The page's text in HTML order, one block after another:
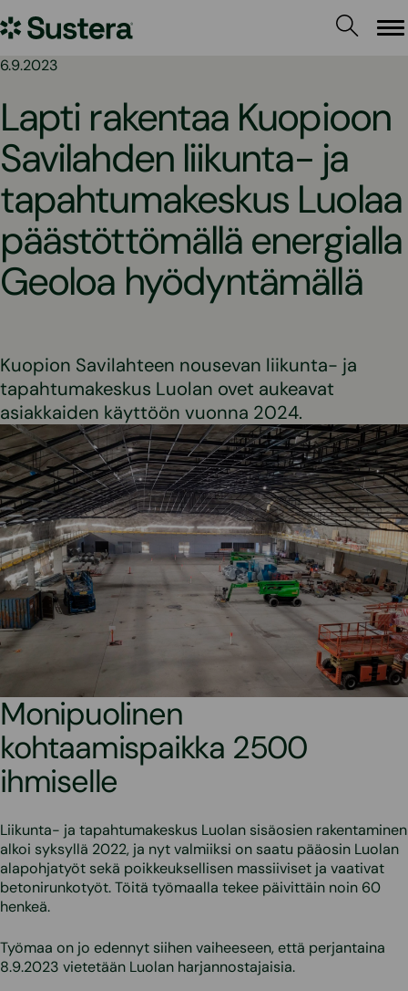
sisältöön
Sustera
6.9.2023
Lapti rakentaa Kuopioon
Savilahden liikunta- ja
tapahtumakeskus Luolaa
päästöttömällä energialla
Geoloa hyödyntämällä
Kuopion Savilahteen nousevan liikunta- ja
tapahtumakeskus Luolan ovet aukeavat
asiakkaiden käyttöön vuonna 2024.
Monipuolinen
kohtaamispaikka 2500
ihmiselle
Liikunta- ja tapahtumakeskus Luolan sisäosien rakentaminen
alkoi syksyllä 2022, ja nyt valmiiksi on saatu pääosin Luolan
alapohjatyöt sekä poikkeuksellisen massiiviset ja vaativat
betonirunkotyöt. Töitä työmaalla tekee päivittäin noin 60
henkeä.
Työmaa on jo edennyt siihen vaiheeseen, että perjantaina
8.9.2023 vietetään Luolan harjannostajaisia.